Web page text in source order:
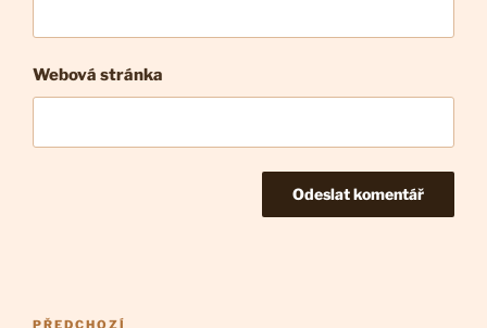
Webová stránka
Navigace